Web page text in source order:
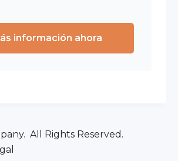
información ahora
All Rights Reserved.